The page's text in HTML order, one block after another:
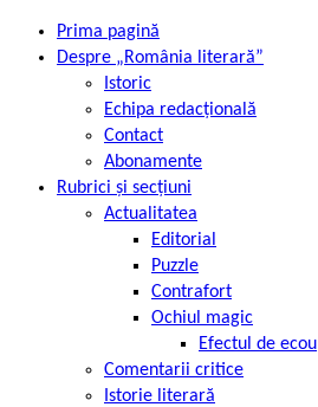
Prima pagină
Despre „România literară”
Istoric
Echipa redacțională
Contact
Abonamente
Rubrici și secțiuni
Actualitatea
Editorial
Puzzle
Contrafort
Ochiul magic
Efectul de ecou
Comentarii critice
Istorie literară